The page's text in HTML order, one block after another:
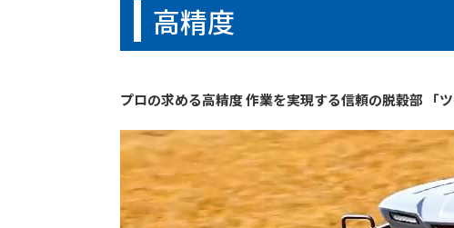
高精度
プロの求める高精度 作業を実現する信頼の脱穀部 「